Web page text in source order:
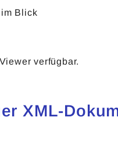
Blick
verfügbar.
XML-